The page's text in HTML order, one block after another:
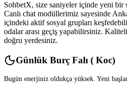
SohbetX, size saniyeler içinde yeni bir
Canlı chat modüllerimiz sayesinde
içindeki aktif sosyal grupları
odalar arası geçiş yapabilirsiniz.
doğru yerdesiniz.
Günlük Burç Falı ( Koc)
Bugün enerjiniz oldukça yüksek. Yeni